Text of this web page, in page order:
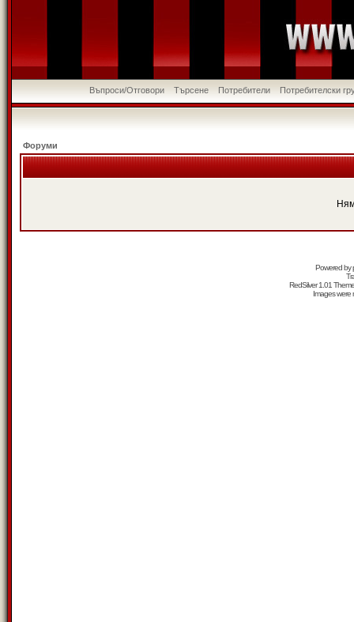
Въпроси/Отговори Търсене Потребители Потребителски
Форуми
Powered by
RedSilver 1.01
Images were